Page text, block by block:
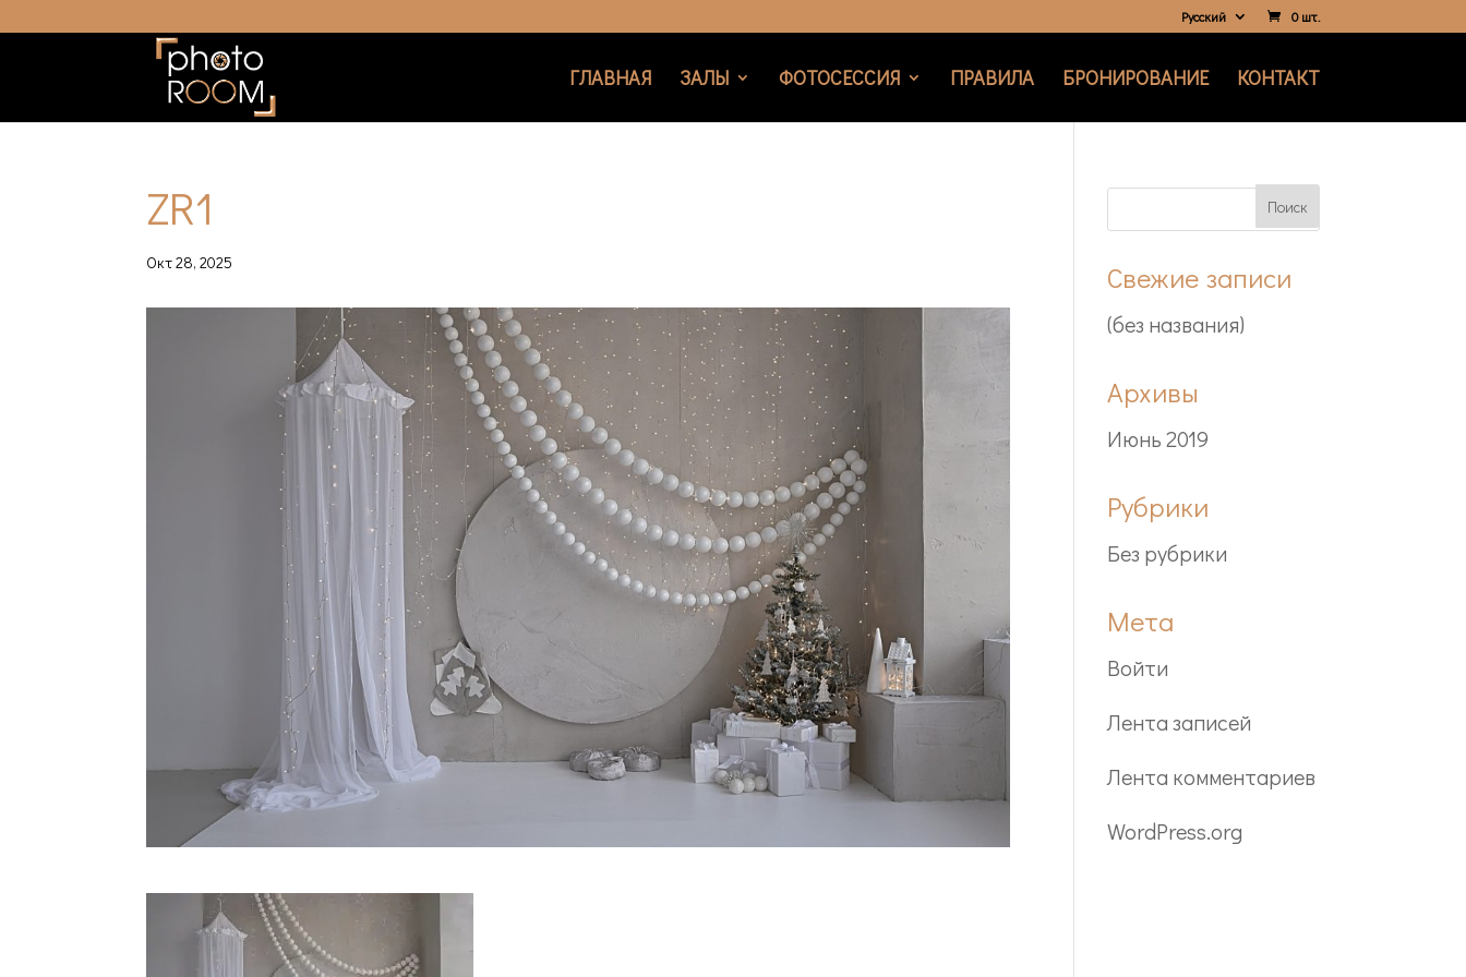
Русский 0 шт.
ГЛАВНАЯ ЗАЛЫ ФОТОСЕССИЯ ПРАВИЛА БРОНИРОВАНИЕ КОНТАКТ
ZR1
Окт 28, 2025 Свежие записи
(без названия)
Архивы
Июнь 2019
Рубрики
Без рубрики
Мета
Войти
Лента записей
Лента комментариев
WordPress.org